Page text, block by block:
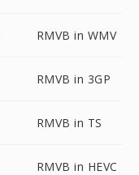
RMVB in WMV
RMVB in 3GP
RMVB in TS
RMVB in HEVC